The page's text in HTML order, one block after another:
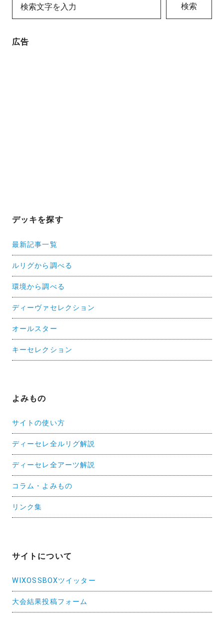
検索
広告
デッキを探す
最新記事一覧
ルリグから調べる
環境から調べる
ディーヴァセレクション
オールスター
キーセレクション
よみもの
サイトの使い方
ディーセレ全ルリグ解説
ディーセレ全アーツ解説
コラム・よみもの
リンク集
サイトについて
WIXOSSBOXツイッター
大会結果投稿フォーム